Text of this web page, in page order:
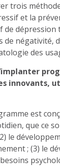
trois
et la
dépression
négativité,
des
innovants,
est
que ce
le
; (3) le